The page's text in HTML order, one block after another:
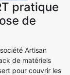
pratique
de
Artisan
de matériels
pour couvrir les